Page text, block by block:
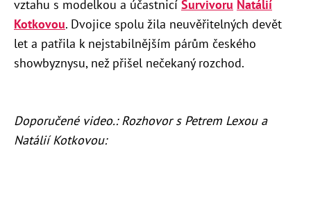
vztahu s modelkou a účastnicí Survivoru Natálií
Kotkovou. Dvojice spolu žila neuvěřitelných devět
let a patřila k nejstabilnějším párům českého
showbyznysu, než přišel nečekaný rozchod.
Doporučené video.: Rozhovor s Petrem Lexou a
Natálií Kotkovou: